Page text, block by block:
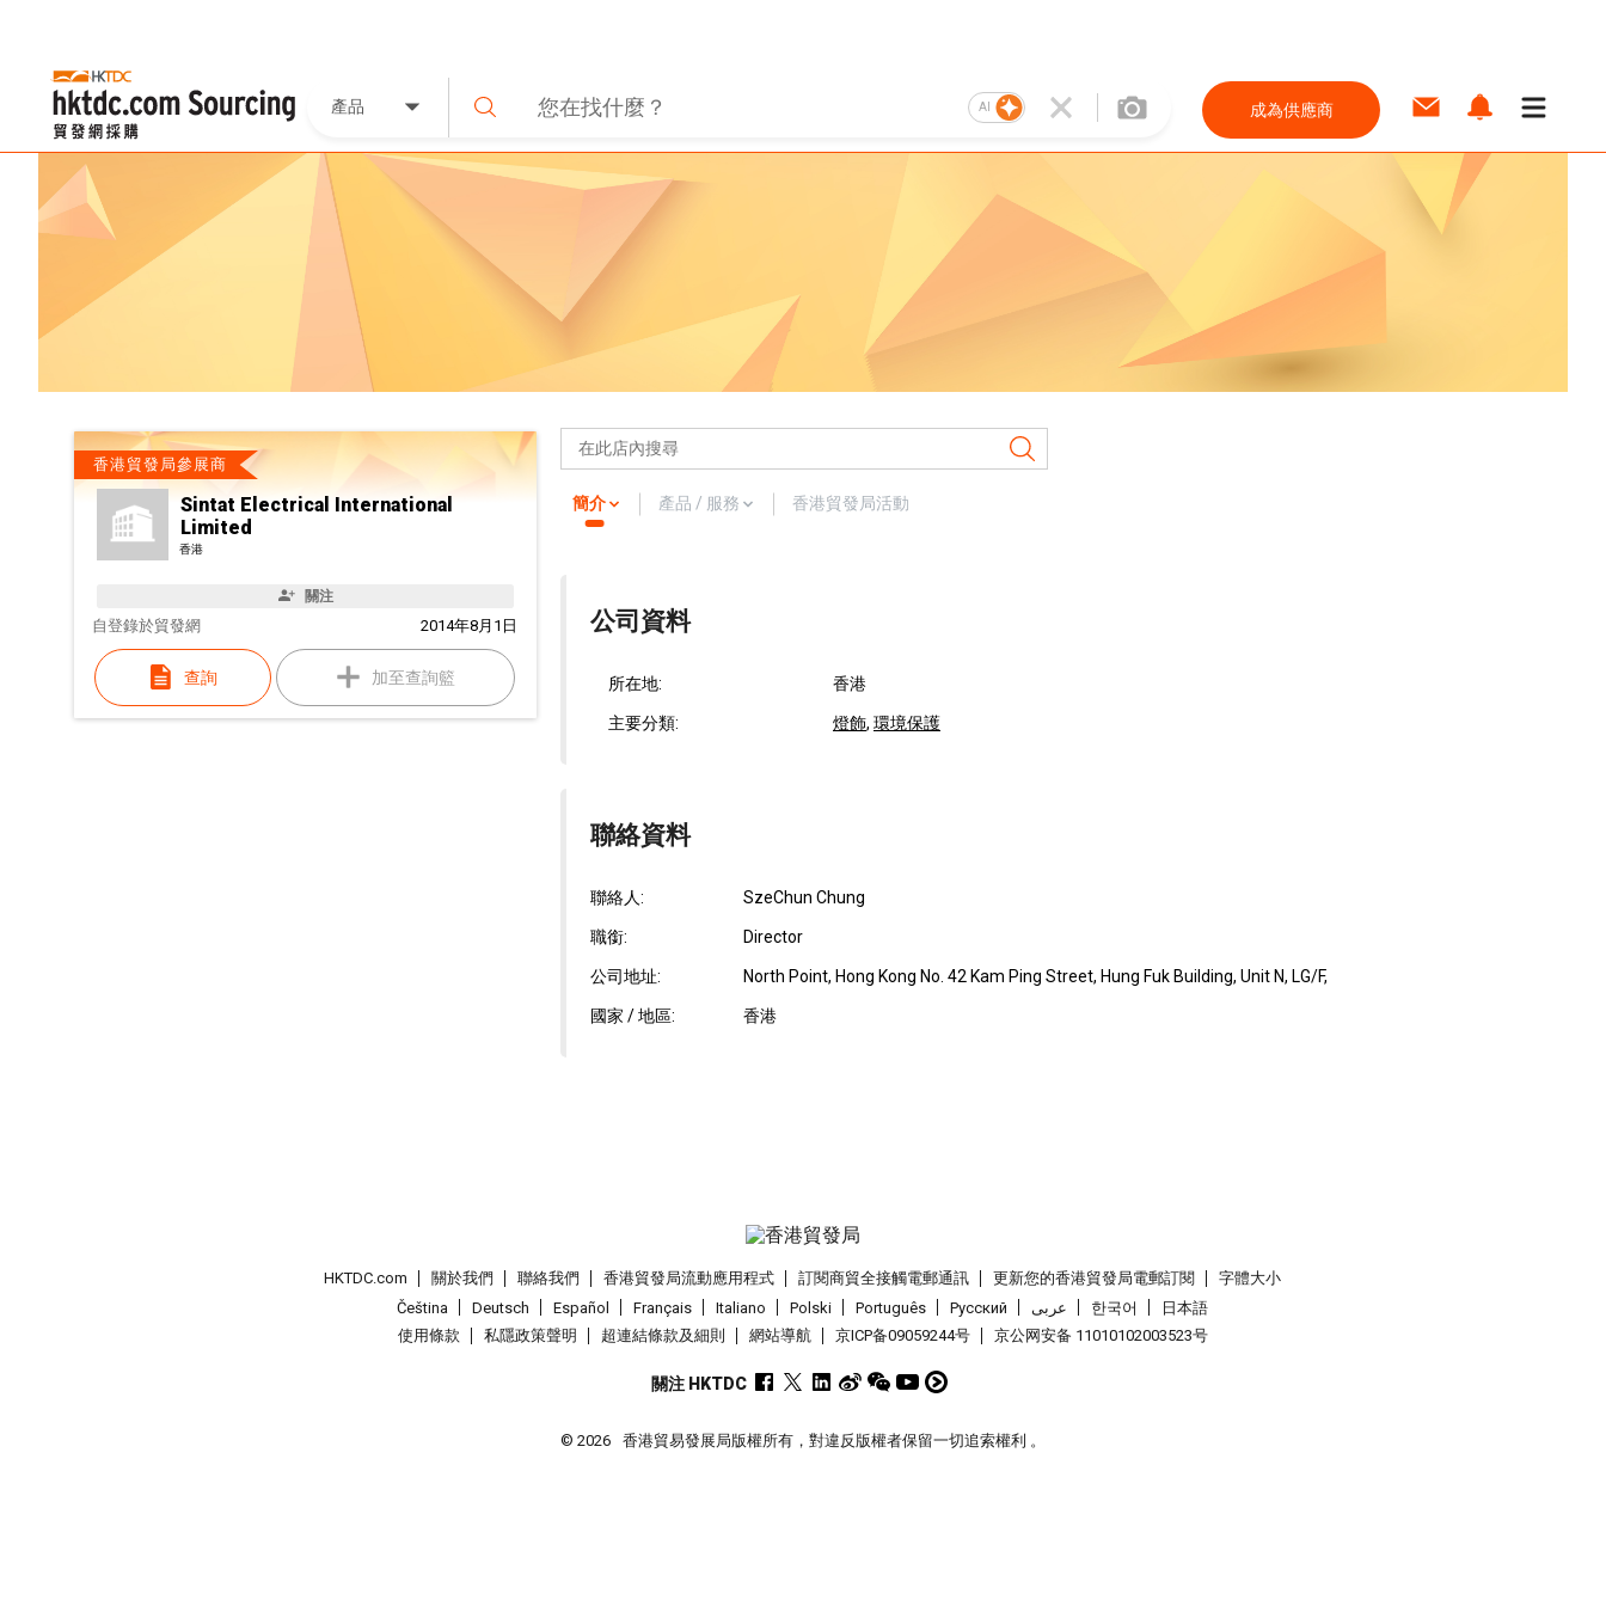
產品 AI 成為供應商
香港貿發局參展商
Sintat Electrical International
Limited
香港
關注
自 2014年8月1日
登錄於貿發網
查詢 加至查詢籃
簡介 產品 / 服務 香港貿發局活動
公司資料
所在地: 香港
主要分類: 燈飾, 環境保護
聯絡資料
聯絡人: SzeChun Chung
職銜: Director
公司地址: North Point, Hong Kong No. 42 Kam Ping Street, Hung Fuk Building, Unit N, LG/F,
國家 / 地區: 香港
HKTDC.com 關於我們 聯絡我們 香港貿發局流動應用程式 訂閱商貿全接觸電郵通訊 更新您的香港貿發局電郵訂閱
字體大小
Čeština
Deutsch Español Français Italiano Polski Português Pусский عربى 한국어
日本語
使用條款
私隱政策聲明 超連結條款及細則 網站導航 京ICP备09059244号 京公网安备 11010102003523号
關注 HKTDC
© 2026 香港貿易發展局版權所有，對違反版權者保留一切追索權利 。